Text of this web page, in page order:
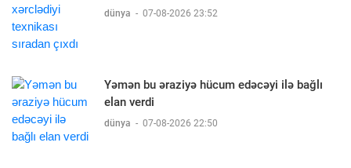
dünya - 07-08-2026 23:52
Yəmən bu əraziyə hücum edəcəyi ilə bağlı
elan verdi
dünya - 07-08-2026 22:50